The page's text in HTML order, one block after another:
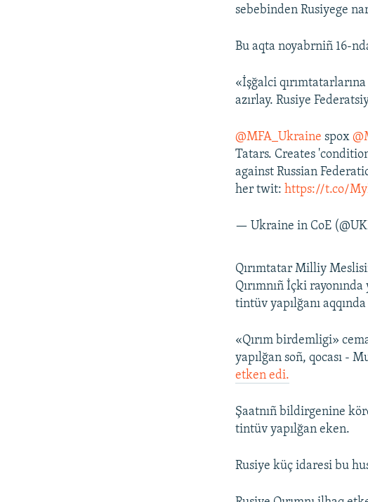
sebebinden Rusiyege
Bu aqta noyabrniñ 16-
«İşğalci
azırlay. Rusiye
@MFA_Ukraine spox
Tatars. Creates
against Russian
her twit:https://t.co/
— Ukraine in CoE
Qırımtatar Milliy
Qırımnıñ İçki
tintüv yapılğanı aqqında
«Qırım birdemligi»
yapılğan soñ, qocası -
etken edi.
Şaatnıñ bildirgenine
tintüv yapılğan eken.
Rusiye küç idaresi bu